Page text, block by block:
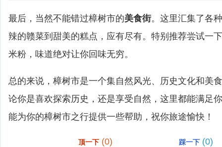
最后，当然不能错过樟树市的美食街。这里汇集了各
辣的赣菜到甜美的糕点，应有尽有。特别推荐尝试一
米粉，味道绝对让你回味无穷。
总的来说，樟树市是一个集自然风光、历史文化和美
论你是喜欢探索历史，还是享受自然，这里都能满足
能为你的樟树市之行提供一些帮助，祝你旅途愉快！
顶一下 (0) 踩一下 (0)